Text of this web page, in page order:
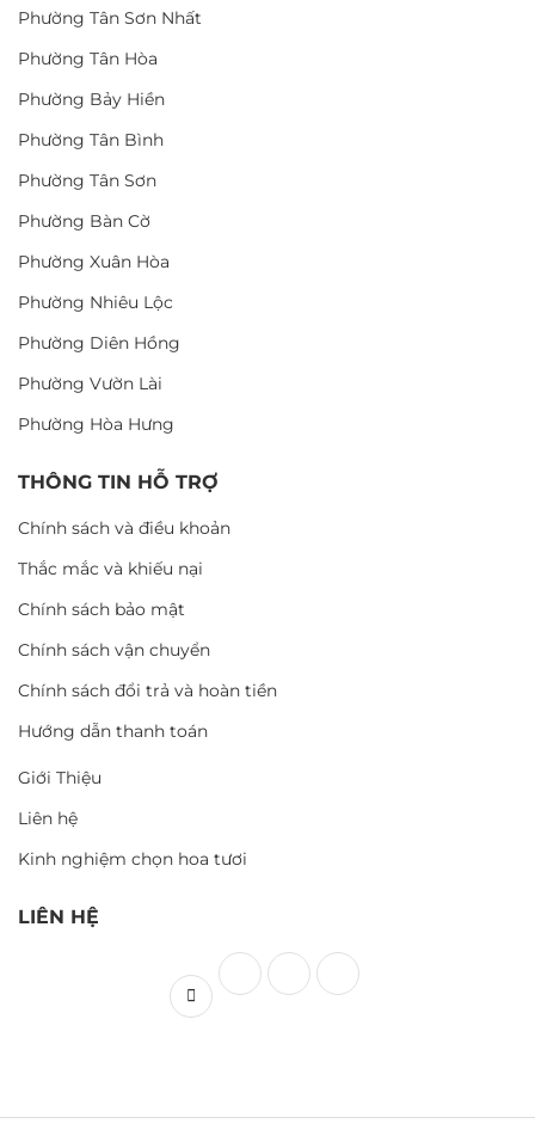
Phường Tân Sơn Nhất
Phường Tân Hòa
Phường Bảy Hiền
Phường Tân Bình
Phường Tân Sơn
Phường Bàn Cờ
Phường Xuân Hòa
Phường Nhiêu Lộc
Phường Diên Hồng
Phường Vườn Lài
Phường Hòa Hưng
THÔNG TIN HỖ TRỢ
Chính sách và điều khoản
Thắc mắc và khiếu nại
Chính sách bảo mật
Chính sách vận chuyển
Chính sách đổi trả và hoàn tiền
Hướng dẫn thanh toán
Giới Thiệu
Liên hệ
Kinh nghiệm chọn hoa tươi
LIÊN HỆ